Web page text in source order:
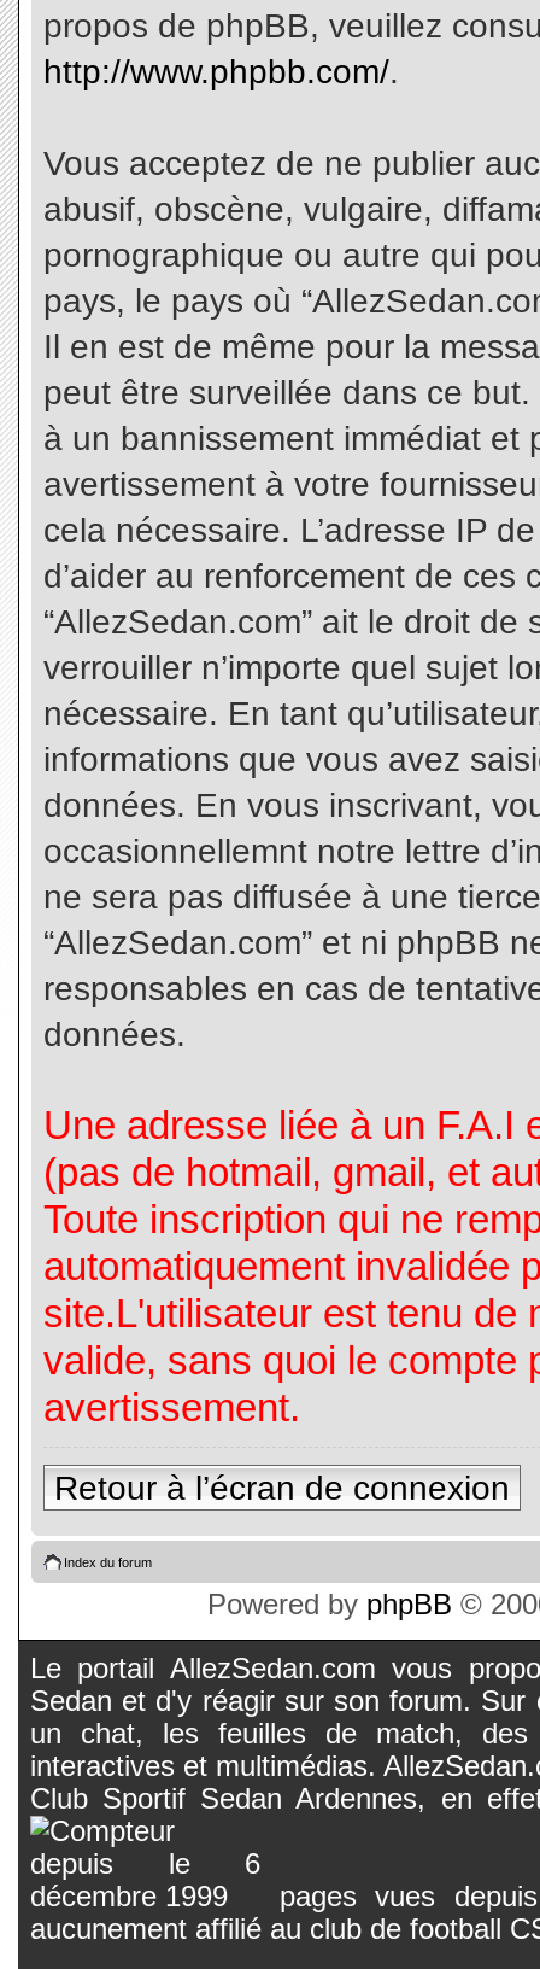
propos de phpBB, veuillez
http://www.phpbb.com/.
Vous acceptez de ne publier
abusif, obscène, vulgaire,
pornographique ou autre qui
pays, le pays où
Il en est de même pour la
peut être surveillée dans ce
à un bannissement immédiat et
avertissement à votre
cela nécessaire. L’adresse IP
d’aider au renforcement de
“AllezSedan.com” ait le droit de
verrouiller n’importe quel sujet
nécessaire. En tant
informations que vous avez
données. En vous inscrivant,
occasionnellemnt notre lettre
ne sera pas diffusée à une
“AllezSedan.com” et ni phpBB
responsables en cas de
données.
Une adresse liée à un F.A.I
(pas de hotmail, gmail, et
Toute inscription qui ne
automatiquement invalidée
site.L'utilisateur est tenu de
valide, sans quoi le compte
avertissement.
Retour à l’écran de connexion
Index du forum
Powered by phpBB ©
Le portail AllezSedan.com vous
Sedan et d'y réagir sur son forum.
un chat, les feuilles de match, des
interactives et multimédias.
Club Sportif Sedan Ardennes, en
pages vues
aucunement affilié au club de football